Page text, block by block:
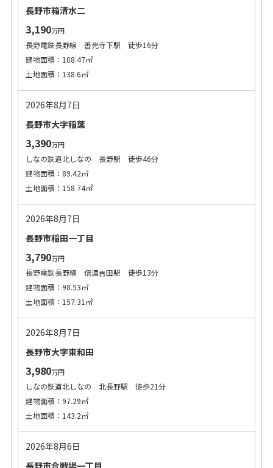
長野市箱清水二
3,190万円
長野電鉄長野線 善光寺下駅 徒歩16分
建物面積：108.47㎡
土地面積：138.6㎡
2026年8月7日
長野市大字稲葉
3,390万円
しなの鉄道北しなの 長野駅 徒歩46分
建物面積：89.42㎡
土地面積：158.74㎡
2026年8月7日
長野市稲田一丁目
3,790万円
長野電鉄長野線 信濃吉田駅 徒歩13分
建物面積：98.53㎡
土地面積：157.31㎡
2026年8月7日
長野市大字東和田
3,980万円
しなの鉄道北しなの 北長野駅 徒歩21分
建物面積：97.29㎡
土地面積：143.2㎡
2026年8月6日
長野市合戦場一丁目